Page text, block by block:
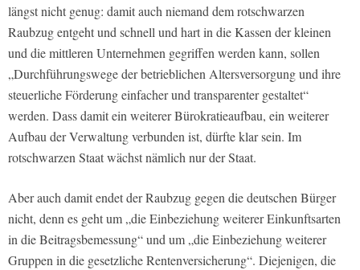
längst nicht genug: damit auch niemand dem rotschwarzen
Raubzug entgeht und schnell und hart in die Kassen der kleinen
und die mittleren Unternehmen gegriffen werden kann, sollen
„Durchführungswege der betrieblichen Altersversorgung und ihre
steuerliche Förderung einfacher und transparenter gestaltet“
werden. Dass damit ein weiterer Bürokratieaufbau, ein weiterer
Aufbau der Verwaltung verbunden ist, dürfte klar sein. Im
rotschwarzen Staat wächst nämlich nur der Staat.
Aber auch damit endet der Raubzug gegen die deutschen Bürger
nicht, denn es geht um „die Einbeziehung weiterer Einkunftsarten
in die Beitragsbemessung“ und um „die Einbeziehung weiterer
Gruppen in die gesetzliche Rentenversicherung“. Diejenigen, die